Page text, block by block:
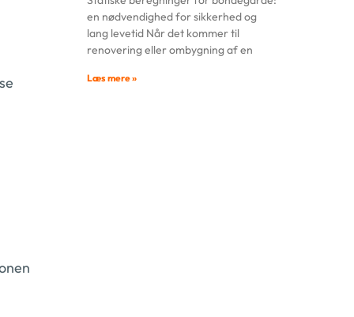
en nødvendighed for sikkerhed og
lang levetid Når det kommer til
renovering eller ombygning af en
Læs mere »